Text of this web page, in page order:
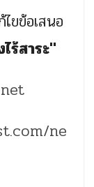
ขข้อเสนอ
ร้สาระ"
ne